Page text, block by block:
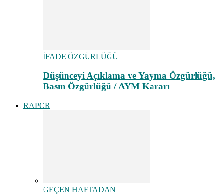
İFADE ÖZGÜRLÜĞÜ
Düşünceyi Açıklama ve Yayma Özgürlüğü,
Basın Özgürlüğü / AYM Kararı
RAPOR
GEÇEN HAFTADAN